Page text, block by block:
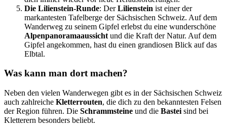
Die Lilienstein-Runde: DerLilienstein ist einer der
markantesten Tafelberge der Sächsischen Schweiz. Auf dem
Wanderweg zu seinem Gipfel erlebst du eine wunderschöne
Alpenpanoramaaussicht und die Kraft der Natur. Auf dem
Gipfel angekommen, hast du einen grandiosen Blick auf das
Elbtal.
Was kann man dort machen?
Neben den vielen Wanderwegen gibt es in der Sächsischen Schweiz
auch zahlreiche Kletterrouten, die dich zu den bekanntesten Felsen
der Region führen. Die Schrammsteine und die Bastei sind bei
Kletterern besonders beliebt.